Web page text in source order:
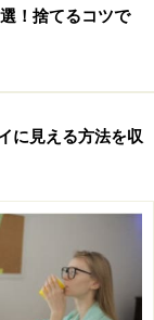
ものでも収納
ると、新たな使
！捨てるコツで
に見える方法を収